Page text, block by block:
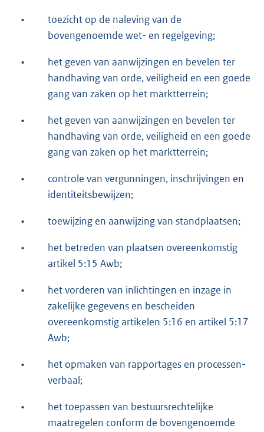
•
toezicht op de naleving van de
bovengenoemde wet- en regelgeving;
•
het geven van aanwijzingen en bevelen ter
handhaving van orde, veiligheid en een goede
gang van zaken op het marktterrein;
•
het geven van aanwijzingen en bevelen ter
handhaving van orde, veiligheid en een goede
gang van zaken op het marktterrein;
•
controle van vergunningen, inschrijvingen en
identiteitsbewijzen;
• toewijzing en aanwijzing van standplaatsen;
•
het betreden van plaatsen overeenkomstig
artikel 5:15 Awb;
•
het vorderen van inlichtingen en inzage in
zakelijke gegevens en bescheiden
overeenkomstig artikelen 5:16 en artikel 5:17
Awb;
•
het opmaken van rapportages en processen-
verbaal;
•
het toepassen van bestuursrechtelijke
maatregelen conform de bovengenoemde